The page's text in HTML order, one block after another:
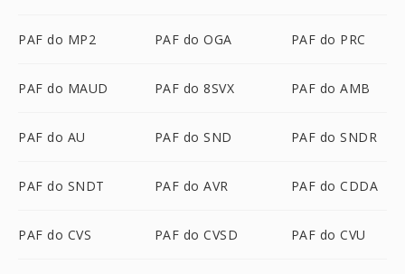
PAF do MP2 PAF do OGA PAF do PRC
PAF do MAUD PAF do 8SVX PAF do AMB
PAF do AU PAF do SND PAF do SNDR
PAF do SNDT PAF do AVR PAF do CDDA
PAF do CVS PAF do CVSD PAF do CVU